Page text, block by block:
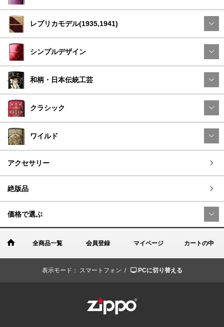
レプリカモデル(1935,1941)
シンプルデザイン
和柄・日本伝統工芸
クラシック
ワイルド
アクセサリー
絶版品
価格で選ぶ
全商品一覧 会員登録 マイページ カートの中
表示モード： スマートフォン / PCに切り替える